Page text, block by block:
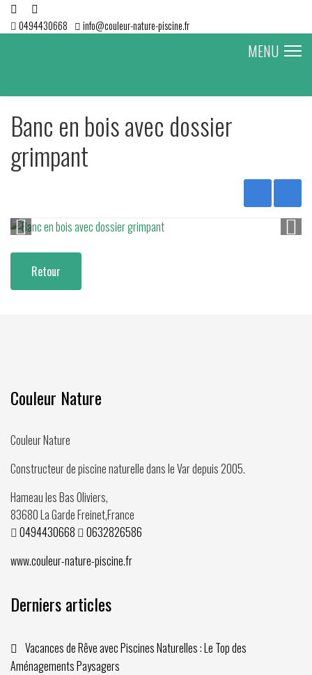
0494430668 info@couleur-nature-piscine.fr
MENU
Banc en bois avec dossier
grimpant
Retour
Couleur Nature
Couleur Nature
Constructeur de piscine naturelle dans le Var depuis2005.
Hameau les Bas Oliviers,
83680La Garde Freinet,France
0494430668
0632826586
www.couleur-nature-piscine.fr
Derniers articles
Vacances de Rêve avec Piscines Naturelles : Le Top des
Aménagements Paysagers